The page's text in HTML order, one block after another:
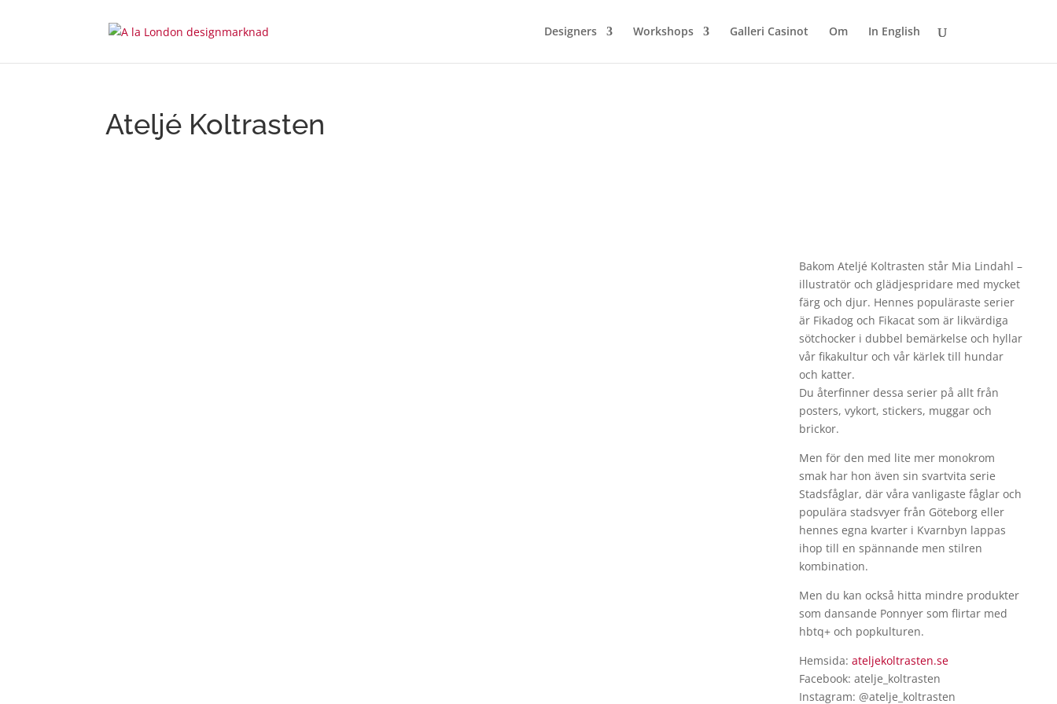
Designers Workshops Galleri Casinot Om In English
Ateljé Koltrasten
Bakom Ateljé Koltrasten står Mia Lindahl –
illustratör och glädjespridare med mycket
färg och djur. Hennes populäraste serier
är Fikadog och Fikacat som är likvärdiga
sötchocker i dubbel bemärkelse och hyllar
vår fikakultur och vår kärlek till hundar
och katter.
Du återfinner dessa serier på allt från
posters, vykort, stickers, muggar och
brickor.
Men för den med lite mer monokrom
smak har hon även sin svartvita serie
Stadsfåglar, där våra vanligaste fåglar och
populära stadsvyer från Göteborg eller
hennes egna kvarter i Kvarnbyn lappas
ihop till en spännande men stilren
kombination.
Men du kan också hitta mindre produkter
som dansande Ponnyer som flirtar med
hbtq+ och popkulturen.
Hemsida:ateljekoltrasten.se
Facebook: atelje_koltrasten
Instagram: @atelje_koltrasten